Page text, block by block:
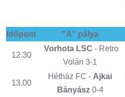
Időpont "A" pálya
12.30
Vorhota LSC - Retro
Volán 3-1
13.00
Hétház FC - Ajkai
Bányász0-4